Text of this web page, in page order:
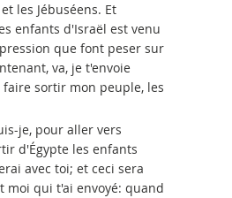
les Jébuséens. Et
enfants d'Israël est venu
que font peser sur
va, je t'envoie
sortir mon peuple, les
je, pour aller vers
d'Égypte les enfants
avec toi; et ceci sera
moi qui t'ai envoyé: quand